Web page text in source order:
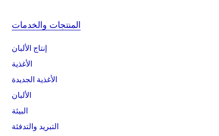
المنتجات والخدمات
إنتاج الألبان
الأغذية
الأغذية الجديدة
الألبان
البيئة
التبريد والتدفئة